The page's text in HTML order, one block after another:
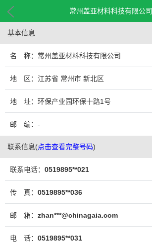
常州盖亚材料科技有限公司
基本信息
名 称：常州盖亚材料科技有限公司
地 区：江苏省 常州市 新北区
地 址：环保产业园环保十路1号
邮 编：-
联系信息(点击查看完整号码)
联系电话： 0519895**021
传 真： 0519895**036
邮 箱： zhan***@chinagaia.com
电 话： 0519895**031